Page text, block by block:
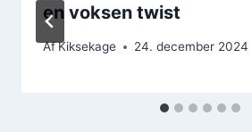
en voksen twist
AfKiksekage 24. december 2024